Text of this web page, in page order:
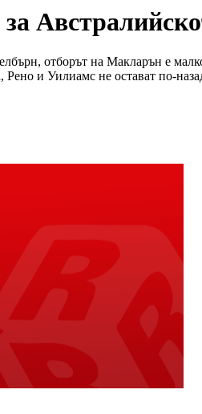
отборът на Макларън е
и Уилиамс не остават по-